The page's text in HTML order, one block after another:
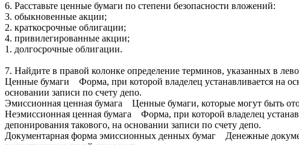
6. Расставьте ценные бумаги по степени безопасности вложений:
3. обыкновенные акции;
2. краткосрочные облигации;
4. привилегированные акции;
1. долгосрочные облигации.
7. Найдите в правой колонке определение терминов, указанных в
Ценные бумаги Форма, при которой владелец устанавливается на
основании записи по счету депо.
Эмиссионная ценная бумага Ценные бумаги, которые могут быть
Неэмиссионная ценная бумага Форма, при которой владелец
депонирования такового, на основании записи по счету депо.
Документарная форма эмиссионных денных бумаг Денежные